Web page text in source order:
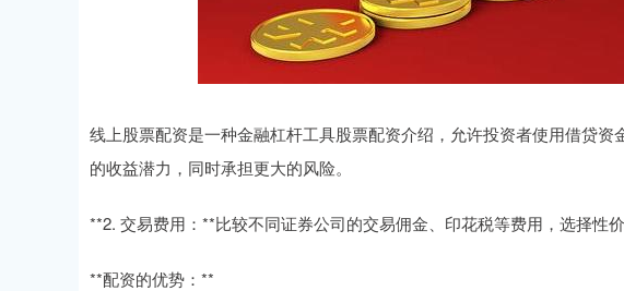
线上股票配资是一种金融杠杆工具股票配资介绍，允许投资者使用借贷
的收益潜力，同时承担更大的风险。
**2. 交易费用：**比较不同证券公司的交易佣金、印花税等费用，选择性价
**配资的优势：**